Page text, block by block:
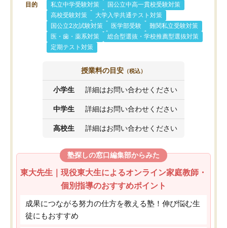
目的 私立中学受験対策
国公立中高一貫校受験対策
高校受験対策
大学入学共通テスト対策
国公立2次試験対策
医学部受験
難関私立受験対策
医・歯・薬系対策
総合型選抜・学校推薦型選抜対策
定期テスト対策
授業料の目安 （税込）
小学生 詳細はお問い合わせください
中学生 詳細はお問い合わせください
高校生 詳細はお問い合わせください
塾探しの窓口編集部からみた
東大先生｜現役東大生によるオンライン家庭教師・
個別指導のおすすめポイント
成果につながる努力の仕方を教える塾！伸び悩む生
徒にもおすすめ